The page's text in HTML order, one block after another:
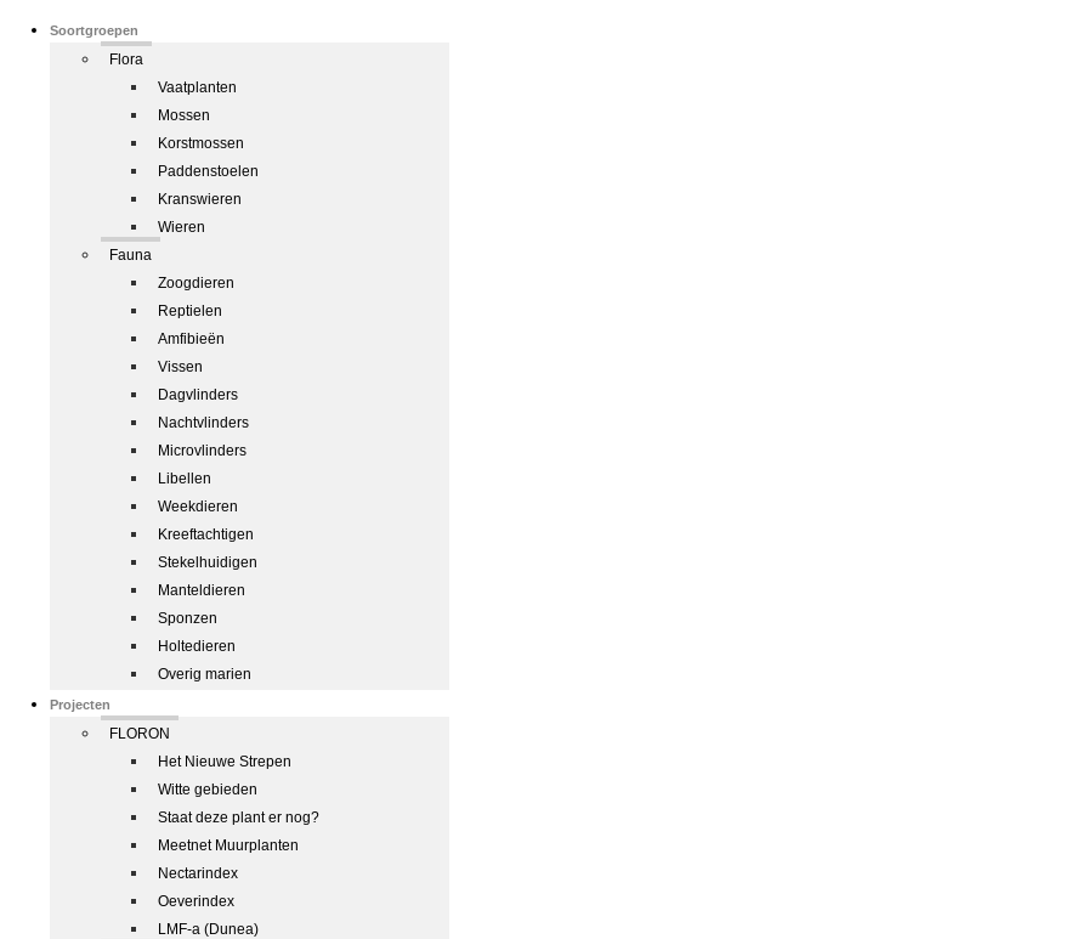
Soortgroepen
Flora
Vaatplanten
Mossen
Korstmossen
Paddenstoelen
Kranswieren
Wieren
Fauna
Zoogdieren
Reptielen
Amfibieën
Vissen
Dagvlinders
Nachtvlinders
Microvlinders
Libellen
Weekdieren
Kreeftachtigen
Stekelhuidigen
Manteldieren
Sponzen
Holtedieren
Overig marien
Projecten
FLORON
Het Nieuwe Strepen
Witte gebieden
Staat deze plant er nog?
Meetnet Muurplanten
Nectarindex
Oeverindex
LMF-a (Dunea)